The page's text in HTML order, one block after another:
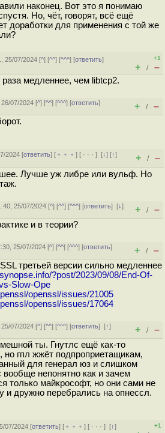
наконец. Вот это я понимаю
Но, чёт, говорят, всё ещё
доработки для применения с той же
25/07/2024 [^] [^^] [^^^] [ответить]
+1
+ / –
раза медленнее, чем libtcp2.
26/07/2024 [^] [^^] [^^^] [ответить]
+ / –
2024 [ответить] [ ﹢﹢﹢] [ · · ·][↓] [↑]
+ / –
Лучше уж либре или вульф. Но
25/07/2024 [^] [^^] [^^^] [ответить][↓]
+ / –
и в теории?
25/07/2024 [^] [^^] [^^^] [ответить]
+ / –
третьей версии сильно медленнее
?post/2023/09/08/End-Of-
Slow-Ope
openssl/issues/21005
openssl/issues/17064
07/2024 [^] [^^] [^^^] [ответить][↑]
+ / –
ты. Гнутлс ещё как-то
но гпл жжёт подпроприетащикам,
для генерал юз и слишком
вообще непонятно как и зачем
только майкрософт, но они сами не
и дружно перебрались на опнессл.
07/2024 [ответить] [ ﹢﹢﹢] [ · · ·][↑]
+1